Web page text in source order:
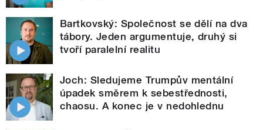
Bartkovský: Společnost se dělí na dva
tábory. Jeden argumentuje, druhý si
tvoří paralelní realitu
Joch: Sledujeme Trumpův mentální
úpadek směrem k sebestřednosti,
chaosu. A konec je v nedohlednu